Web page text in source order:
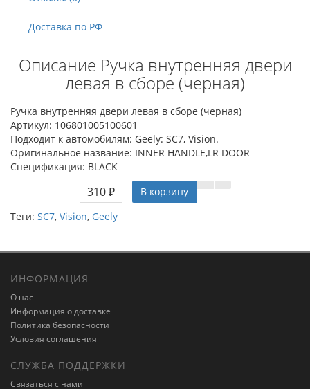
Доставка по РФ
Описание Ручка внутренняя двери
левая в сборе (черная)
Ручка внутренняя двери левая в сборе (черная)
Артикул: 106801005100601
Подходит к автомобилям: Geely: SC7, Vision.
Оригинальное название: INNER HANDLE,LR DOOR
Спецификация: BLACK
310 ₽
В корзину
Теги: SC7, Vision, Geely
ИНФОРМАЦИЯ
О нас
Информация о доставке
Политика безопасности
Условия соглашения
СЛУЖБА ПОДДЕРЖКИ
Связаться с нами